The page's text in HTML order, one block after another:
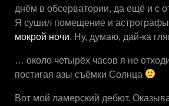
днём в обсерватории, да ещё и с
Я сушил помещение и
мокрой ночи. Ну, думаю, дай-ка
… около четырёх часов я не
постигая азы съёмки Солнца
Вот мой ламерский дебют.